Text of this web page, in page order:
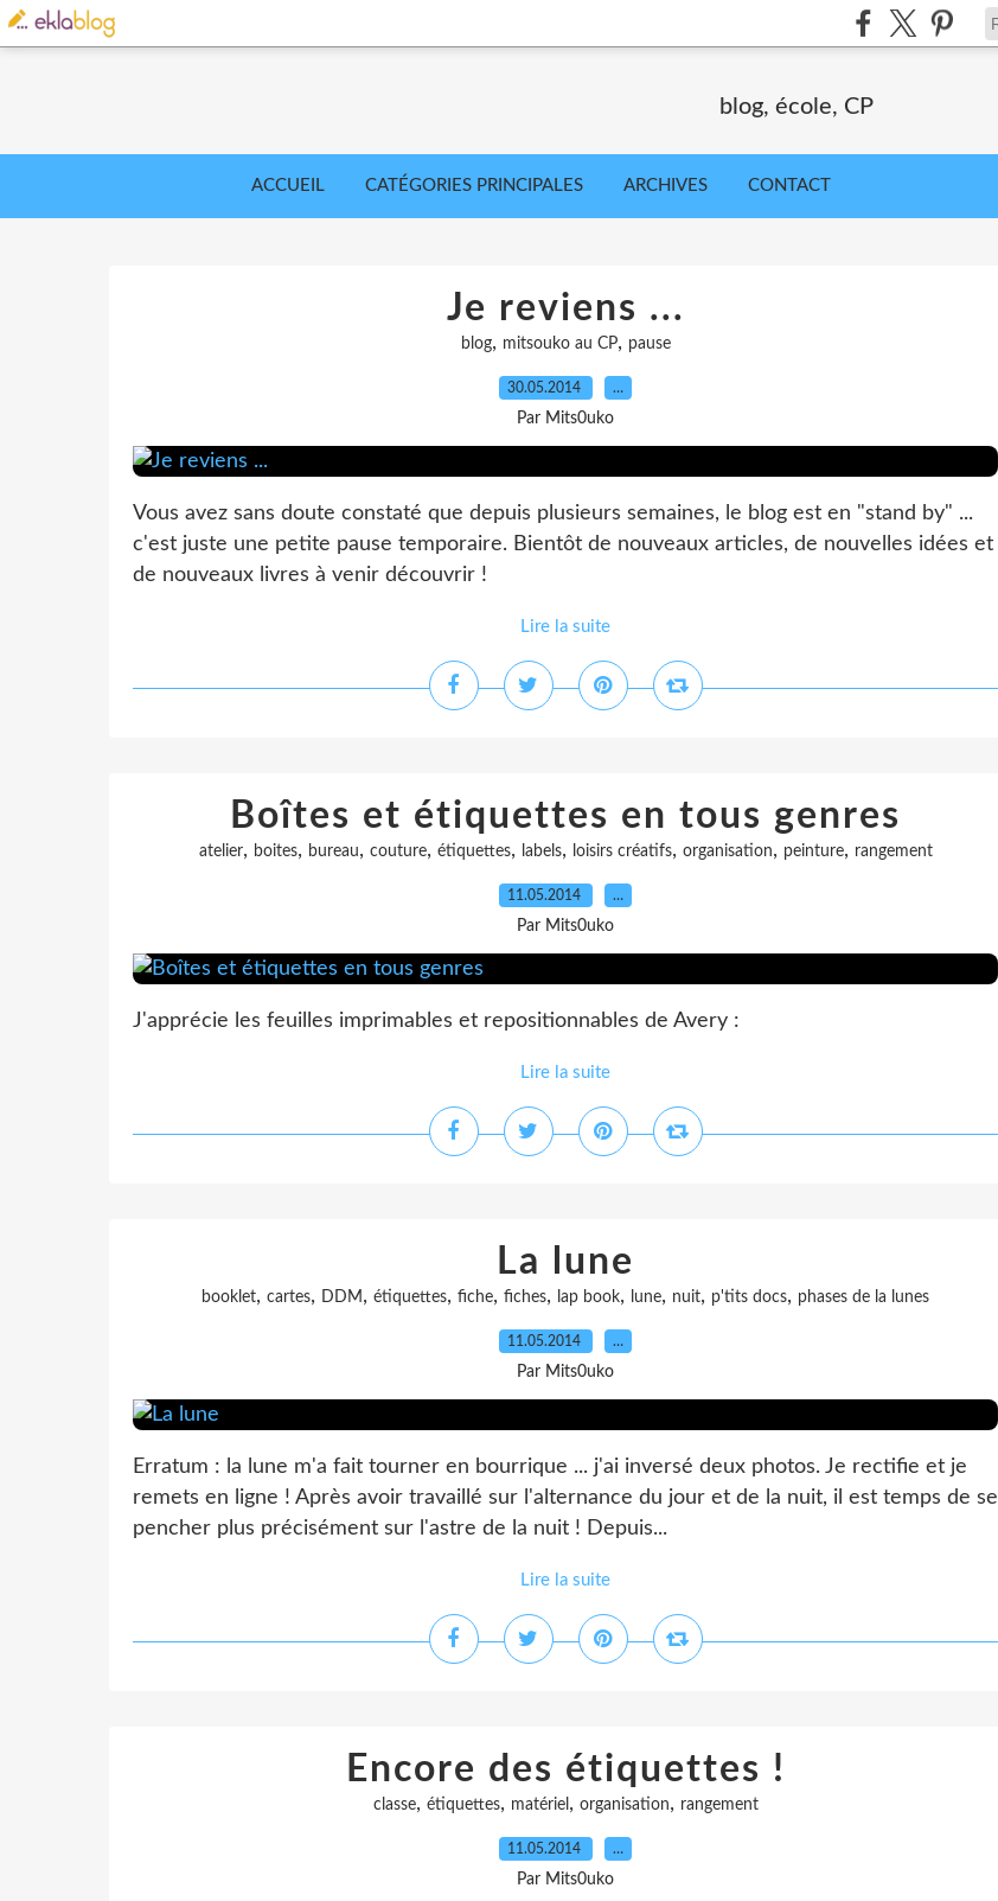
blog, école, CP
ACCUEIL CATÉGORIES PRINCIPALES ARCHIVES CONTACT
Je reviens ...
blog, mitsouko au CP, pause
30.05.2014 …
Par Mits0uko
Vous avez sans doute constaté que depuis plusieurs semaines, le blog est en "stand by" ...
c'est juste une petite pause temporaire. Bientôt de nouveaux articles, de nouvelles idées et
de nouveaux livres à venir découvrir !
Lire la suite
Boîtes et étiquettes en tous genres
atelier, boites, bureau, couture, étiquettes, labels, loisirs créatifs, organisation, peinture, rangement
11.05.2014 …
Par Mits0uko
J'apprécie les feuilles imprimables et repositionnables de Avery :
Lire la suite
La lune
booklet, cartes, DDM , étiquettes, fiche, fiches, lap book, lune, nuit, p'tits docs, phases de la lunes
11.05.2014 …
Par Mits0uko
Erratum : la lune m'a fait tourner en bourrique ... j'ai inversé deux photos. Je rectifie et je
remets en ligne ! Après avoir travaillé sur l'alternance du jour et de la nuit, il est temps de se
pencher plus précisément sur l'astre de la nuit ! Depuis...
Lire la suite
Encore des étiquettes !
classe, étiquettes, matériel, organisation, rangement
11.05.2014 …
Par Mits0uko